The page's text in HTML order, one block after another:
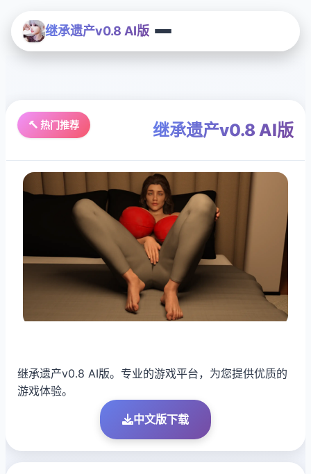
继承遗产v0.8 AI版
🔨 热门推荐 继承遗产v0.8 AI版
继承遗产v0.8 AI版。专业的游戏平台，为您提供优质的
游戏体验。
中文版下载